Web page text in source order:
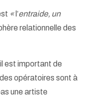
« l’entraide, un
relationnelle des
est important de
opératoires sont à
une artiste